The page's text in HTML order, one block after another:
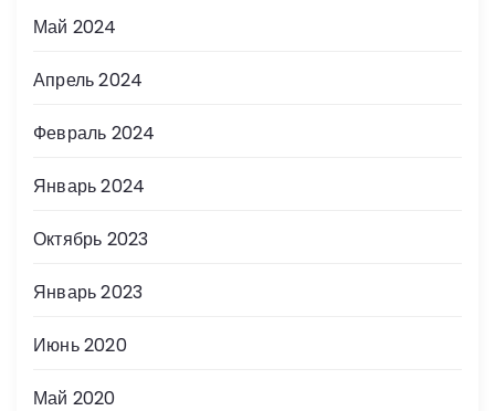
Май 2024
Апрель 2024
Февраль 2024
Январь 2024
Октябрь 2023
Январь 2023
Июнь 2020
Май 2020